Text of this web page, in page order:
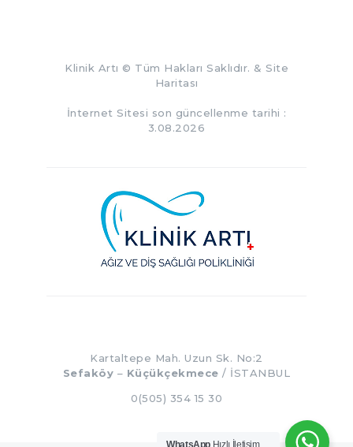
Klinik Artı © Tüm Hakları Saklıdır. & Site
Haritası
İnternet Sitesi son güncellenme tarihi :
3.08.2026
Kartaltepe Mah. Uzun Sk. No:2
Sefaköy – Küçükçekmece/ İSTANBUL
0(505) 354 15 30
WhatsApp Hızlı İletişim